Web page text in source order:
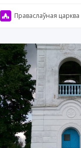
Праваслаўная царква